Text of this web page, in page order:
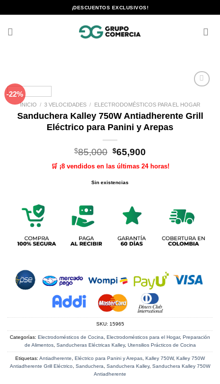
al
¡DESCUENTOS EXCLUSIVOS!
-22%
lista de
deseos
INICIO / 3 VELOCIDADES / ELECTRODOMÉSTICOS PARA EL HOGAR
Sanduchera Kalley 750W Antiadherente Grill
Eléctrico para Panini y Arepas
$85,000 El
precio
original
era:
$65,900
actual
🛒 ¡8 vendidos en las últimas 24 horas!
Sin existencias
SKU: 15965
Categorías: Electrodomésticos de Cocina Electrodomésticos para el Hogar, Preparación
de Alimentos, Sanducheras Eléctricas Kalley, Utensilios Prácticos de Cocina
Etiquetas: Antiadherente Eléctrico para Panini y Arepas Kalley 750W, Kalley 750W
Antiadherente Grill Eléctrico
Sanduchera Sanduchera Kalley, Sanduchera Kalley 750W
Antiadherente